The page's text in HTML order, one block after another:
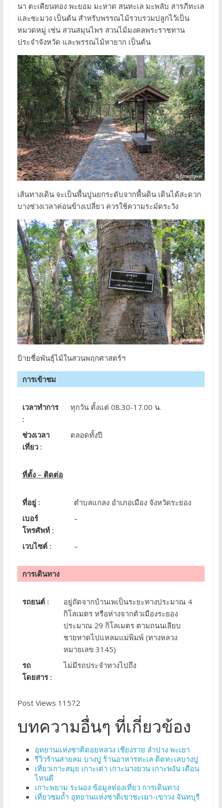
นา ตะเคียนทอง พะยอม มะหาด สนทะเล มะพลับ สารภีทะเล
และชะมวง เป็นต้น สำหรับพรรณไม้รวบรวมปลูกไว้เป็น
หมวดหมู่ เช่น สวนสมุนไพร สวนไม้มงคลพระราชทาน
ประจำจังหวัด และพรรณไม้หายาก เป็นต้น
เส้นทางเดิน จะเป็นพื้นปูนยกระดับจากพื้นดิน เดินได้สะดวก
บางช่วงเวลาค่อนข้างเปลี่ยว ควรใช้ความระมัดระวัง
ป้ายชื่อพันธุ์ไม้ในสวนพฤกศาสตร์ฯ
การเข้าชม
เวลาทำการ
:
ทุกวัน ตั้งแต่ 08.30-17.00 น.
ช่วงเวลา
เที่ยว :
ตลอดทั้งปี
ที่ตั้ง – ติดต่อ
ที่อยู่ :
ตําบลแกลง อําเภอเมือง จังหวัดระยอง
เบอร์
โทรศัพท์ :
–
เวบไซต์ : –
การเดินทาง
รถยนต์ :
อยู่ถัดจากบ้านเพเป็นระยะทางประมาณ 4
กิโลเมตร หรือห่างจากตัวเมืองระยอง
ประมาณ 29 กิโลเมตร ตามถนนเลียบ
ชายหาดไปแหลมแม่พิมพ์ (ทางหลวง
หมายเลข 3145)
รถ
โดยสาร :
ไม่มีรถประจำทางไปถึง
Post Views 11572
บทความอื่นๆ ที่เกี่ยวข้อง
อุทยานแห่งชาติดอยหลวง เชียงราย ลำปาง พะเยา
รีวิวร้านสายลม บางปู ร้านอาหารทะเล ติดทะเลบางปู
เที่ยวเกาะสมุย เกาะเต่า เกาะนางยวน เกาะพงัน เดือน
ไหนดี
เกาะพยาม ระนอง ข้อมูลท่องเที่ยว การเดินทาง
เที่ยวชมถ้ำ อุทยานแห่งชาติเขาชะเมา-เขาวง จันทบุรี